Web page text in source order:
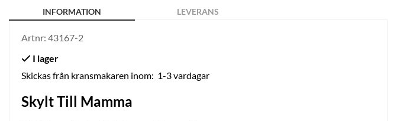
INFORMATION LEVERANS
Artnr: 43167-2
Skickas från kransmakaren inom: 1-3 vardagar
Skylt Till Mamma